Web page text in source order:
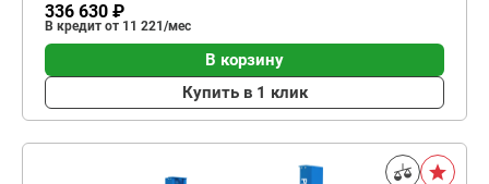
336 630 ₽
В кредит от 11 221/мес
В корзину
Купить в 1 клик